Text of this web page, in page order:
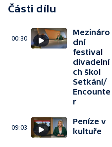
Části dílu
00:30
Mezináro
dní
festival
divadelní
ch škol
Setkání/
Encounte
r
09:03
Peníze v
kultuře